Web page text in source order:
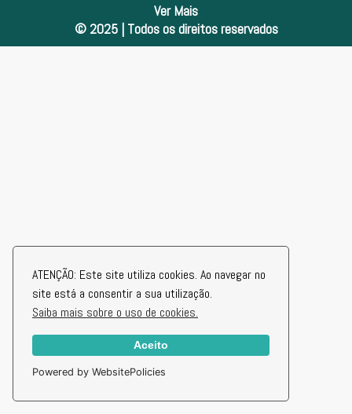
ATENÇÃO: Este site utiliza cookies. Ao navegar no
site está a consentir a sua utilização.
Saiba mais sobre o uso de cookies.
Aceito
Powered by WebsitePolicies
Ver Mais
© 2025 | Todos os direitos reservados